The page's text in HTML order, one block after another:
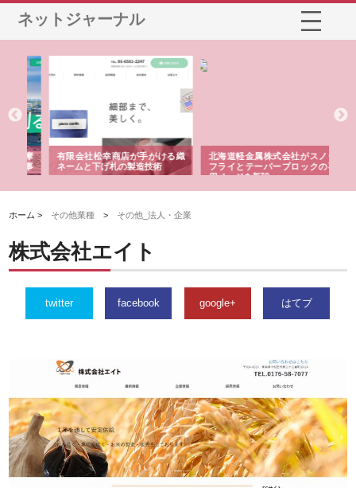
ネットジャーナル
有限会社松幸商店が手がける織
ネームと下げ札の製造技術
北海道軽金属株式会社がスノー
フライとテーパーブロックの専
用ページを新設
ホーム > その他業種 > その他_法人・企業
株式会社エイト
twitter facebook google+ はてブ